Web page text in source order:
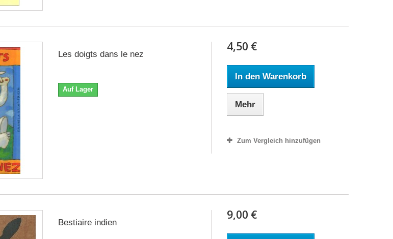
Les doigts dans le nez
Auf Lager
4,50 €
In den Warenkorb
Mehr
Zum Vergleich hinzufügen
Bestiaire indien
9,00 €